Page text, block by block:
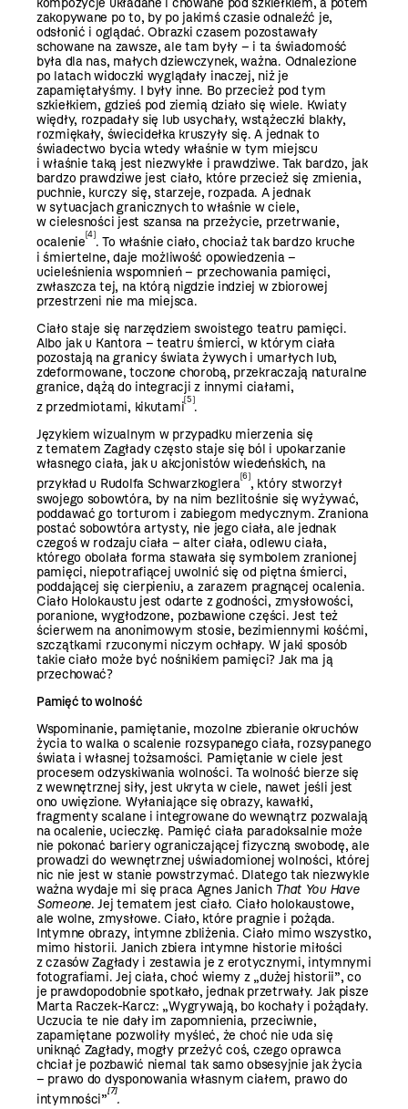
kompozycje układane i chowane pod szkiełkiem, a potem
zakopywane po to, by po jakimś czasie odnaleźć je,
odsłonić i oglądać. Obrazki czasem pozostawały
schowane na zawsze, ale tam były – i ta świadomość
była dla nas, małych dziewczynek, ważna. Odnalezione
po latach widoczki wyglądały inaczej, niż je
zapamiętałyśmy. I były inne. Bo przecież pod tym
szkiełkiem, gdzieś pod ziemią działo się wiele. Kwiaty
więdły, rozpadały się lub usychały, wstążeczki blakły,
rozmiękały, świecidełka kruszyły się. A jednak to
świadectwo bycia wtedy właśnie w tym miejscu
i właśnie taką jest niezwykłe i prawdziwe. Tak bardzo, jak
bardzo prawdziwe jest ciało, które przecież się zmienia,
puchnie, kurczy się, starzeje, rozpada. A jednak
w sytuacjach granicznych to właśnie w ciele,
w cielesności jest szansa na przeżycie, przetrwanie,
ocalenie
[4]
. To właśnie ciało, chociaż tak bardzo kruche
i śmiertelne, daje możliwość opowiedzenia –
ucieleśnienia wspomnień – przechowania pamięci,
zwłaszcza tej, na którą nigdzie indziej w zbiorowej
przestrzeni nie ma miejsca.
Ciało staje się narzędziem swoistego teatru pamięci.
Albo jak u Kantora – teatru śmierci, w którym ciała
pozostają na granicy świata żywych i umarłych lub,
zdeformowane, toczone chorobą, przekraczają naturalne
granice, dążą do integracji z innymi ciałami,
z przedmiotami, kikutami
[5]
.
Językiem wizualnym w przypadku mierzenia się
z tematem Zagłady często staje się ból i upokarzanie
własnego ciała, jak u akcjonistów wiedeńskich, na
przykład u Rudolfa Schwarzkoglera
[6]
, który stworzył
swojego sobowtóra, by na nim bezlitośnie się wyżywać,
poddawać go torturom i zabiegom medycznym. Zraniona
postać sobowtóra artysty, nie jego ciała, ale jednak
czegoś w rodzaju ciała – alter ciała, odlewu ciała,
którego obolała forma stawała się symbolem zranionej
pamięci, niepotrafiącej uwolnić się od piętna śmierci,
poddającej się cierpieniu, a zarazem pragnącej ocalenia.
Ciało Holokaustu jest odarte z godności, zmysłowości,
poranione, wygłodzone, pozbawione części. Jest też
ścierwem na anonimowym stosie, bezimiennymi kośćmi,
szczątkami rzuconymi niczym ochłapy. W jaki sposób
takie ciało może być nośnikiem pamięci? Jak ma ją
przechować?
Pamięć to wolność
Wspominanie, pamiętanie, mozolne zbieranie okruchów
życia to walka o scalenie rozsypanego ciała, rozsypanego
świata i własnej tożsamości. Pamiętanie w ciele jest
procesem odzyskiwania wolności. Ta wolność bierze się
z wewnętrznej siły, jest ukryta w ciele, nawet jeśli jest
ono uwięzione. Wyłaniające się obrazy, kawałki,
fragmenty scalane i integrowane do wewnątrz pozwalają
na ocalenie, ucieczkę. Pamięć ciała paradoksalnie może
nie pokonać bariery ograniczającej fizyczną swobodę, ale
prowadzi do wewnętrznej uświadomionej wolności, której
nic nie jest w stanie powstrzymać. Dlatego tak niezwykle
ważna wydaje mi się praca Agnes Janich That You Have
Someone. Jej tematem jest ciało. Ciało holokaustowe,
ale wolne, zmysłowe. Ciało, które pragnie i pożąda.
Intymne obrazy, intymne zbliżenia. Ciało mimo wszystko,
mimo historii. Janich zbiera intymne historie miłości
z czasów Zagłady i zestawia je z erotycznymi, intymnymi
fotografiami. Jej ciała, choć wiemy z „dużej historii”, co
je prawdopodobnie spotkało, jednak przetrwały. Jak pisze
Marta Raczek-Karcz: „Wygrywają, bo kochały i pożądały.
Uczucia te nie dały im zapomnienia, przeciwnie,
zapamiętane pozwoliły myśleć, że choć nie uda się
uniknąć Zagłady, mogły przeżyć coś, czego oprawca
chciał je pozbawić niemal tak samo obsesyjnie jak życia
– prawo do dysponowania własnym ciałem, prawo do
intymności”
[7]
.